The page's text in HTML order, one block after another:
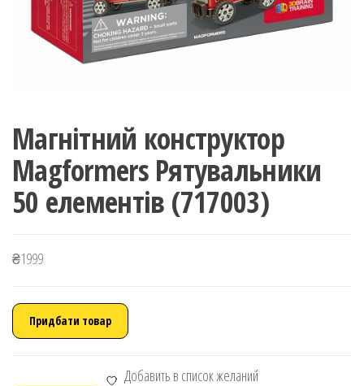
Магнітний конструктор
Magformers Рятувальники
50 елементів (717003)
₴1999
Придбати товар
Добавить в список желаний